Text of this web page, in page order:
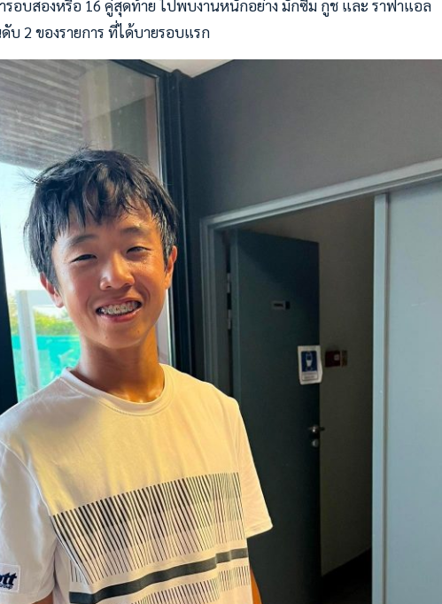
อบสองหรือ 16 คู่สุดท้าย ไปพบงานหนักอย่าง มักซีม กูช และ ราฟาแอล
บ 2 ของรายการ ที่ได้บายรอบแรก